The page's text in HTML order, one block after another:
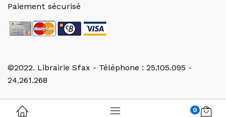
©2022. Librairie Sfax - Téléphone : 25.105.095 -
24.261.268
Paiement sécurisé
0